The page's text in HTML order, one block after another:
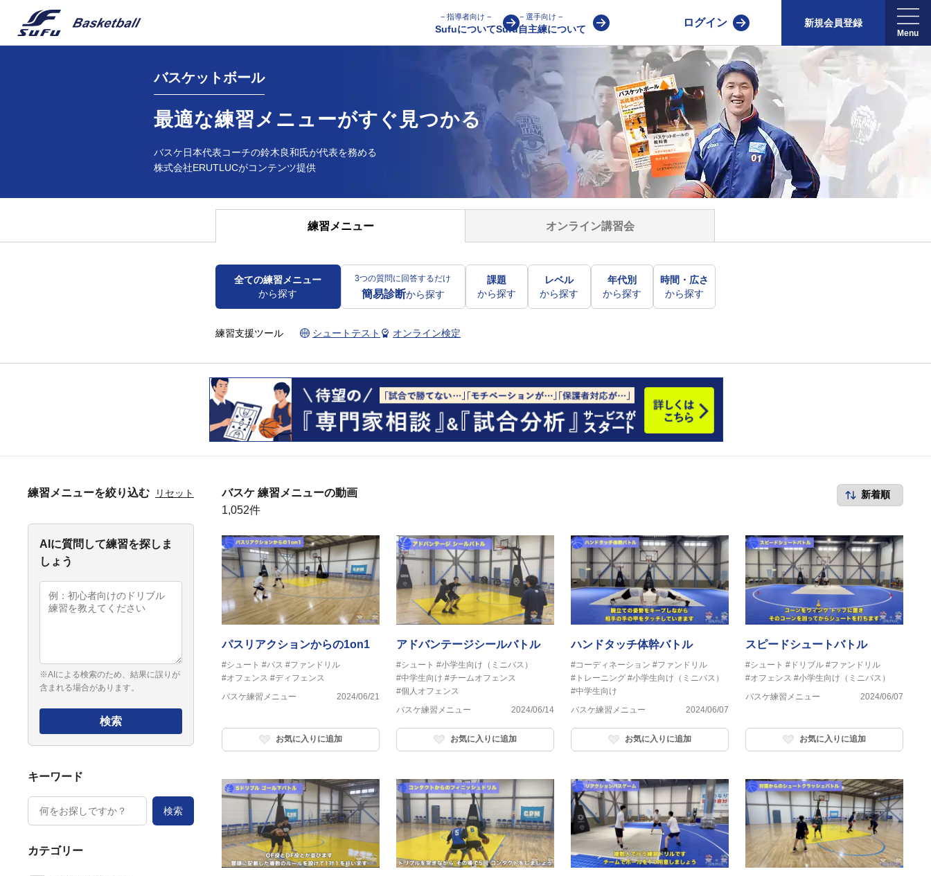
− 指導者向け −
Sufuについて
− 選手向け −
Sufu自主練について
ログイン 新規会員登録
バスケットボール
最適な練習メニューがすぐ見つかる
バスケ日本代表コーチの鈴木良和氏が代表を務める
株式会社ERUTLUCがコンテンツ提供
練習メニュー オンライン講習会
全ての練習メニュー
から探す
3つの質問に回答するだけ
簡易診断から探す
課題
から探す
レベル
から探す
年代別
から探す
時間・広さ
から探す
練習支援ツール シュートテスト オンライン検定
練習メニューを絞り込む リセット
AIに質問して練習を探しま
しょう
※AIによる検索のため、結果に誤りが
含まれる場合があります。
検索
キーワード
検索
カテゴリー
バスケ 練習メニューの動画
1,052件
パスリアクションからの1on1
#シュート #パス #ファンドリル
#オフェンス #ディフェンス
バスケ練習メニュー
2024/06/21
お気に入りに追加
アドバンテージシールバトル
#シュート #小学生向け（ミニバス）
#中学生向け #チームオフェンス
#個人オフェンス
バスケ練習メニュー
2024/06/14
お気に入りに追加
ハンドタッチ体幹バトル
#コーディネーション #ファンドリル
#トレーニング #小学生向け（ミニバス）
#中学生向け
バスケ練習メニュー
2024/06/07
お気に入りに追加
スピードシュートバトル
#シュート #ドリブル #ファンドリル
#オフェンス #小学生向け（ミニバス）
バスケ練習メニュー
2024/06/07
お気に入りに追加